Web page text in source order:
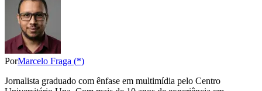
PorMarcelo Fraga (*)
Jornalista graduado com ênfase em multimídia pelo Centro